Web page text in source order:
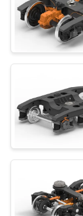
KONTROL
KUALITAS
KAMI
BERITA
KASUS